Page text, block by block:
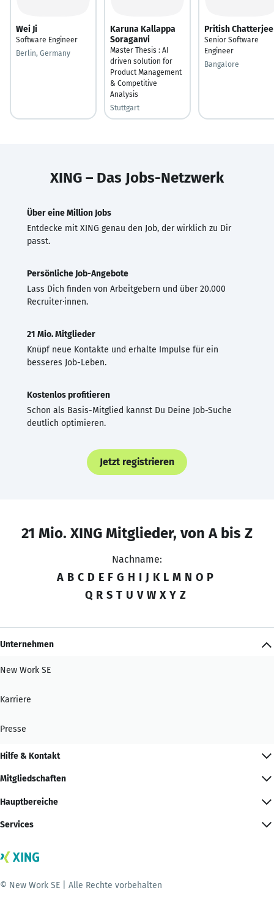
Wei Ji
Software Engineer
Berlin, Germany
Karuna Kallappa
Soraganvi
Master Thesis : AI
driven solution for
Product Management
& Competitive
Analysis
Stuttgart
Pritish Chatterjee
Senior Software
Engineer
Bangalore
XING – Das Jobs-Netzwerk
Über eine Million Jobs
Entdecke mit XING genau den Job, der wirklich zu Dir
passt.
Persönliche Job-Angebote
Lass Dich finden von Arbeitgebern und über 20.000
Recruiter·innen.
21 Mio. Mitglieder
Knüpf neue Kontakte und erhalte Impulse für ein
besseres Job-Leben.
Kostenlos profitieren
Schon als Basis-Mitglied kannst Du Deine Job-Suche
deutlich optimieren.
Jetzt registrieren
21 Mio. XING Mitglieder, von A bis Z
Nachname:
A B C D E F G H I J K L M N O P
Q R S T U V W X Y Z
Unternehmen
New Work SE
Karriere
Presse
Hilfe & Kontakt
Mitgliedschaften
Hauptbereiche
Services
© New Work SE | Alle Rechte vorbehalten